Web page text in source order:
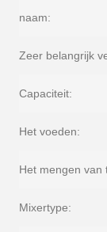
naam:
Zeer belangrijk
Capaciteit:
Het voeden:
Het mengen van
Mixertype: